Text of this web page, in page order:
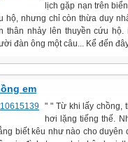
lịch gặp nạn trên
hộ, nhưng chỉ còn thừa duy
thân nhảy lên thuyền cứu
đàn ông một câu... Kể đến
em
" " Từ khi lấy chồng,
hơi lặng tiếng thế.
biết kêu như nào cho duyên